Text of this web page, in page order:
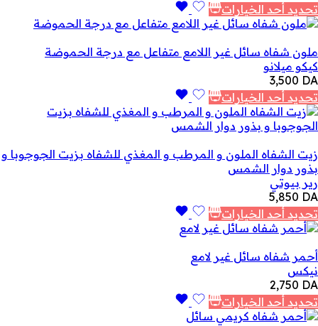
تحديد أحد الخيارات
ملون شفاه سائل غير اللامع متفاعل مع درجة الحموضة
كيكو ميلانو
3,500 DA
تحديد أحد الخيارات
زيت الشفاه الملون و المرطب و المغذي للشفاه بزيت الجوجوبا و
بذور دوار الشمس
رير بيوتي
5,850 DA
تحديد أحد الخيارات
أحمر شفاه سائل غير لامع
نيكس
2,750 DA
تحديد أحد الخيارات